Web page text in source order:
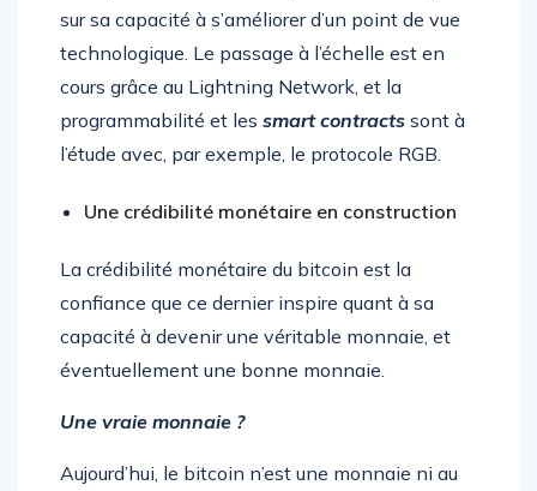
sur sa capacité à s’améliorer d’un point de vue
technologique. Le passage à l’échelle est en
cours grâce au Lightning Network, et la
programmabilité et les smart contracts sont à
l’étude avec, par exemple, le protocole RGB.
Une crédibilité monétaire en construction
La crédibilité monétaire du bitcoin est la
confiance que ce dernier inspire quant à sa
capacité à devenir une véritable monnaie, et
éventuellement une bonne monnaie.
Une vraie monnaie ?
Aujourd’hui, le bitcoin n’est une monnaie ni au